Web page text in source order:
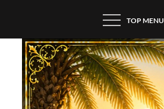
content
TOP MENU